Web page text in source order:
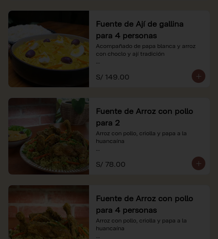
Fuente de Ají de gallina
para 4 personas
Acompañado de papa blanca y arroz
con choclo y ají tradición
*Nuestros precios están expresados en
soles e incluyen impuestos de ley y
S/ 149.00
Fuente de Arroz con pollo
para 2
Arroz con pollo, criolla y papa a la
huancaína
*Nuestros precios están expresados en
soles e incluyen impuestos de ley y
S/ 78.00
Fuente de Arroz con pollo
para 4 personas
Arroz con pollo, criolla y papa a la
huancaína